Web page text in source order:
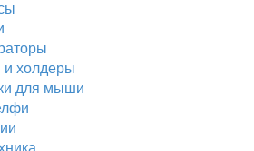
холдеры
для мыши